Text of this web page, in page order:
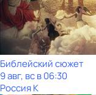
Библейский сюжет
9 авг, вс в 06:30
Россия К